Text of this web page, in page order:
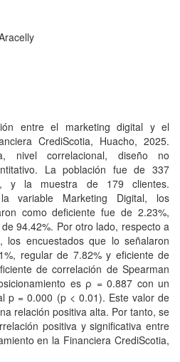
entre el marketing digital y el
CrediScotia, Huacho, 2025.
nivel correlacional, diseño no
La población fue de 337
y la muestra de 179 clientes.
variable Marketing Digital, los
como deficiente fue de 2.23%,
94.42%. Por otro lado, respecto a
los encuestados que lo señalaron
regular de 7.82% y eficiente de
de correlación de Spearman
es ρ = 0.887 con un
p = 0.000 (p < 0.01). Este valor de
relación positiva alta. Por tanto, se
positiva y significativa entre
en la Financiera CrediScotia,